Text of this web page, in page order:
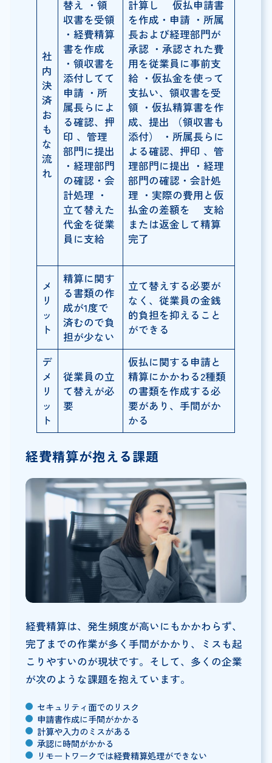
社
内
決
済
お
も
な
流
れ
替え ・領
収書を受領
・経費精算
書を作成
・領収書を
添付してて
申請 ・所
属長らによ
る確認、押
印 、管理
部門に提出
・経理部門
の確認・会
計処理 ・
立て替えた
代金を従業
員に支給
計算し 仮払申請書
を作成・申請 ・所属
長および経理部門が
承認 ・承認された費
用を従業員に事前支
給 ・仮払金を使って
支払い、領収書を受
領 ・仮払精算書を作
成、提出 （領収書も
添付） ・所属長らに
よる確認、押印 、管
理部門に提出 ・経理
部門の確認・会計処
理 ・実際の費用と仮
払金の差額を 支給
または返金して精算
完了
メ
リ
ッ
ト
精算に関す
る書類の作
成が1度で
済むので負
担が少ない
立て替えする必要が
なく、従業員の金銭
的負担を抑えること
ができる
デ
メ
リ
ッ
ト
従業員の立
て替えが必
要
仮払に関する申請と
精算にかかわる2種類
の書類を作成する必
要があり、手間がか
かる
経費精算が抱える課題
経費精算は、発生頻度が高いにもかかわらず、
完了までの作業が多く手間がかかり、ミスも起
こりやすいのが現状です。そして、多くの企業
が次のような課題を抱えています。
セキュリティ面でのリスク
申請書作成に手間がかかる
計算や入力のミスがある
承認に時間がかかる
リモートワークでは経費精算処理ができない